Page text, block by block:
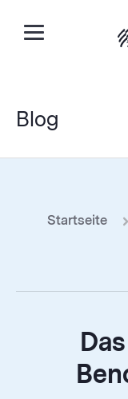
Blog
Startseite